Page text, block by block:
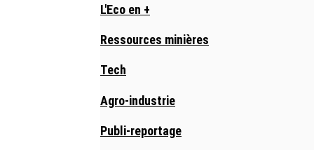
L'Eco en +
Ressources minières
Tech
Agro-industrie
Publi-reportage